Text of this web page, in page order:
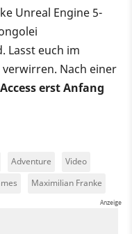
Unreal Engine 5-
Lasst euch im
Nach einer
erst Anfang
Adventure
Video
Maximilian Franke